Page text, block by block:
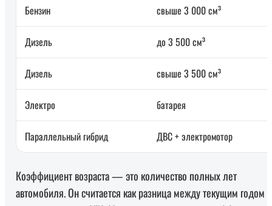
Бензин свыше 3 000 см³
Дизель до 3 500 см³
Дизель свыше 3 500 см³
Электро батарея
Параллельный гибрид ДВС + электромотор
Коэффициент возраста — это количество полных лет
автомобиля. Он считается как разница между текущим годом и